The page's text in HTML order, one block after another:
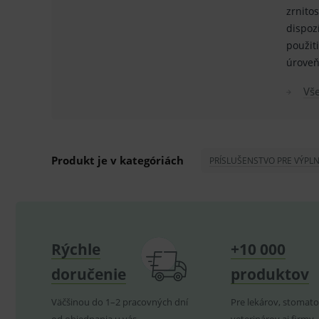
Produkt je v kategóriách PRÍSLUŠENSTVO PRE
Rýchle
doručenie
Väčšinou do 1–2 pracovných dní
+10 000
produktov
Pre lekárov,
lastVisitedProducts
YSC
Název
VISITOR_INFO1_LIVE